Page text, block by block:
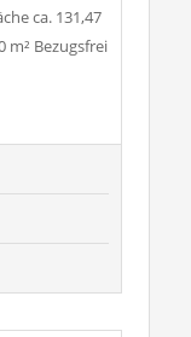
ca. 131,47
m² Bezugsfrei